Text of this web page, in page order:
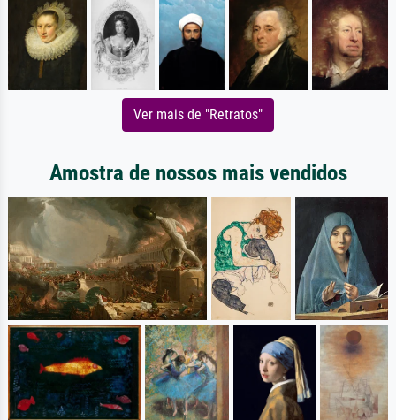
Ver mais de "Retratos"
Amostra de nossos mais vendidos